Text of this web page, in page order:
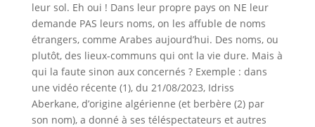
leur sol. Eh oui ! Dans leur propre pays on NE leur
demande PAS leurs noms, on les affuble de noms
étrangers, comme Arabes aujourd’hui. Des noms, ou
plutôt, des lieux-communs qui ont la vie dure. Mais à
qui la faute sinon aux concernés ? Exemple : dans
une vidéo récente (1), du 21/08/2023, Idriss
Aberkane, d’origine algérienne (et berbère (2) par
son nom), a donné à ses téléspectateurs et autres